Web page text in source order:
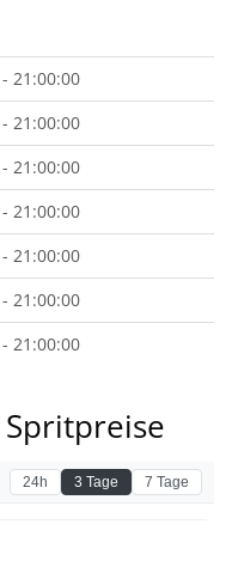
21:00:00
21:00:00
21:00:00
21:00:00
21:00:00
21:00:00
21:00:00